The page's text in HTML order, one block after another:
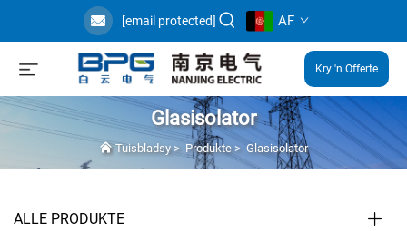
[email protected] AF
Kry 'n Offerte
Glasisolator
Tuisbladsy> Produkte> Glasisolator
ALLE PRODUKTE